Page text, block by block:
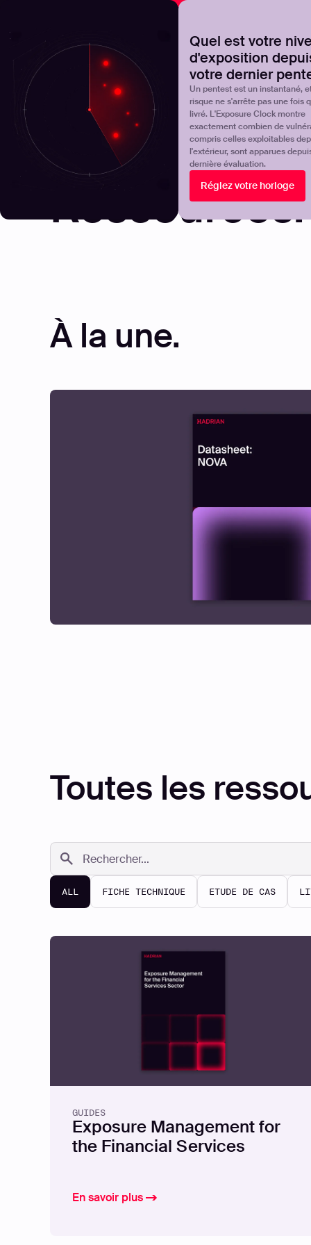
Quel est votre
d'exposition
votre dernier
Un pentest est un instantané,
risque ne s'arrête pas une fois
livré. L'Exposure Clock montre
exactement combien de
compris celles exploitables
l'extérieur, sont apparues
dernière évaluation.
Réglez votre horloge
Découvrez où en est réellement votre programme
Products Solutions
Ressources.
À la une.
Toutes les
ALL FICHE TECHNIQUE ETUDE DE CAS
GUIDES
Exposure Management for
the Financial Services
En savoir plus